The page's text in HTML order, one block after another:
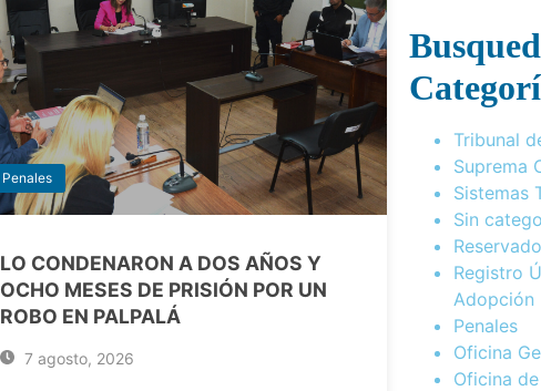
Penales
LO CONDENARON A DOS AÑOS Y
OCHO MESES DE PRISIÓN POR UN
ROBO EN PALPALÁ
7 agosto, 2026
Tribunal
Suprema
Sistemas
Sin
Registro
Adopción
Penales
Oficina
Oficina